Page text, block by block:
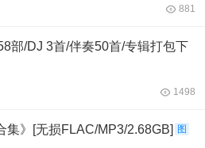
881
部/DJ 3首/伴奏50首/专辑打包下
1498
集》[无损FLAC/MP3/2.68GB] 图